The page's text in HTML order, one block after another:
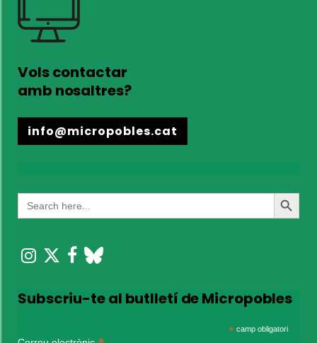
Vols contactar
amb nosaltres?
info@micropobles.cat
Search
for:
Search
Button
Subscriu-te al butlletí de Micropobles
* camp obligatori